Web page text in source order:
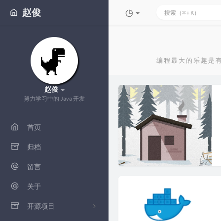
赵俊
赵俊
努力学习中的 Java 开发
首页
归档
留言
关于
开源项目
编程最大的乐趣是